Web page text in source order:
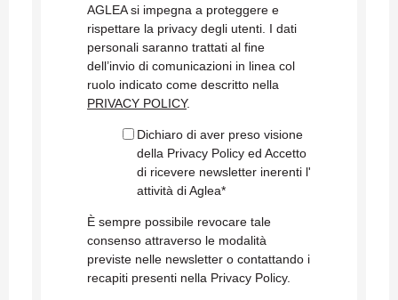
AGLEA si impegna a proteggere e
rispettare la privacy degli utenti. I dati
personali saranno trattati al fine
dell’invio di comunicazioni in linea col
ruolo indicato come descritto nella
PRIVACY POLICY.
Dichiaro di aver preso visione
della Privacy Policy ed Accetto
di ricevere newsletter inerenti l'
attività di Aglea*
È sempre possibile revocare tale
consenso attraverso le modalità
previste nelle newsletter o contattando i
recapiti presenti nella Privacy Policy.